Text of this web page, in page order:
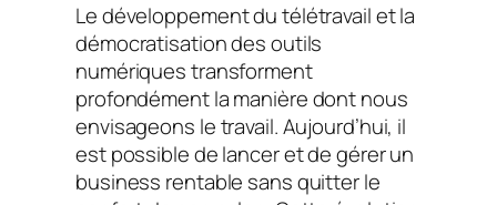
Le développement du télétravail et la
démocratisation des outils
numériques transforment
profondément la manière dont nous
envisageons le travail. Aujourd’hui, il
est possible de lancer et de gérer un
business rentable sans quitter le